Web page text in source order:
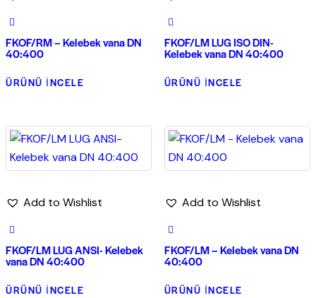
FKOF/RM – Kelebek vana DN
40:400
ÜRÜNÜ İNCELE
FKOF/LM LUG ISO DIN-
Kelebek vana DN 40:400
ÜRÜNÜ İNCELE
Add to Wishlist
FKOF/LM LUG ANSI- Kelebek
vana DN 40:400
ÜRÜNÜ İNCELE
Add to Wishlist
FKOF/LM – Kelebek vana DN
40:400
ÜRÜNÜ İNCELE